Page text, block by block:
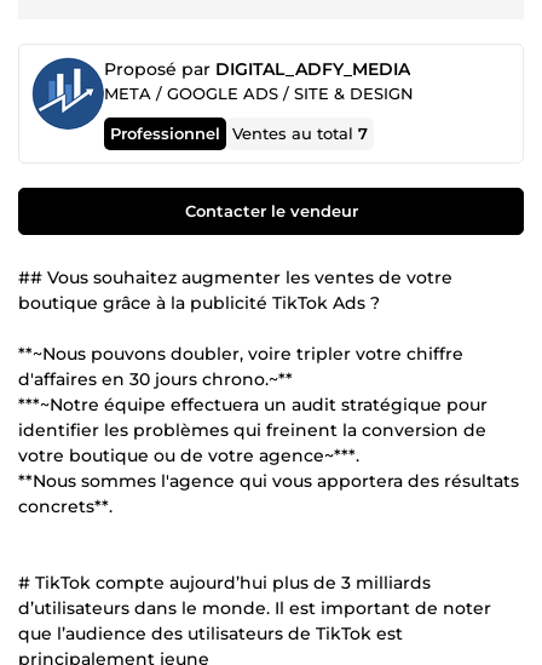
Proposé par DIGITAL_ADFY_MEDIA
META / GOOGLE ADS / SITE & DESIGN
Professionnel Ventes au total7
Contacter le vendeur
## Vous souhaitez augmenter les ventes de votre
boutique grâce à la publicité TikTok Ads ?
**~Nous pouvons doubler, voire tripler votre chiffre
d'affaires en 30 jours chrono.~**
***~Notre équipe effectuera un audit stratégique pour
identifier les problèmes qui freinent la conversion de
votre boutique ou de votre agence~***.
**Nous sommes l'agence qui vous apportera des résultats
concrets**.
# TikTok compte aujourd’hui plus de 3 milliards
d’utilisateurs dans le monde. Il est important de noter
que l’audience des utilisateurs de TikTok est
principalement jeune